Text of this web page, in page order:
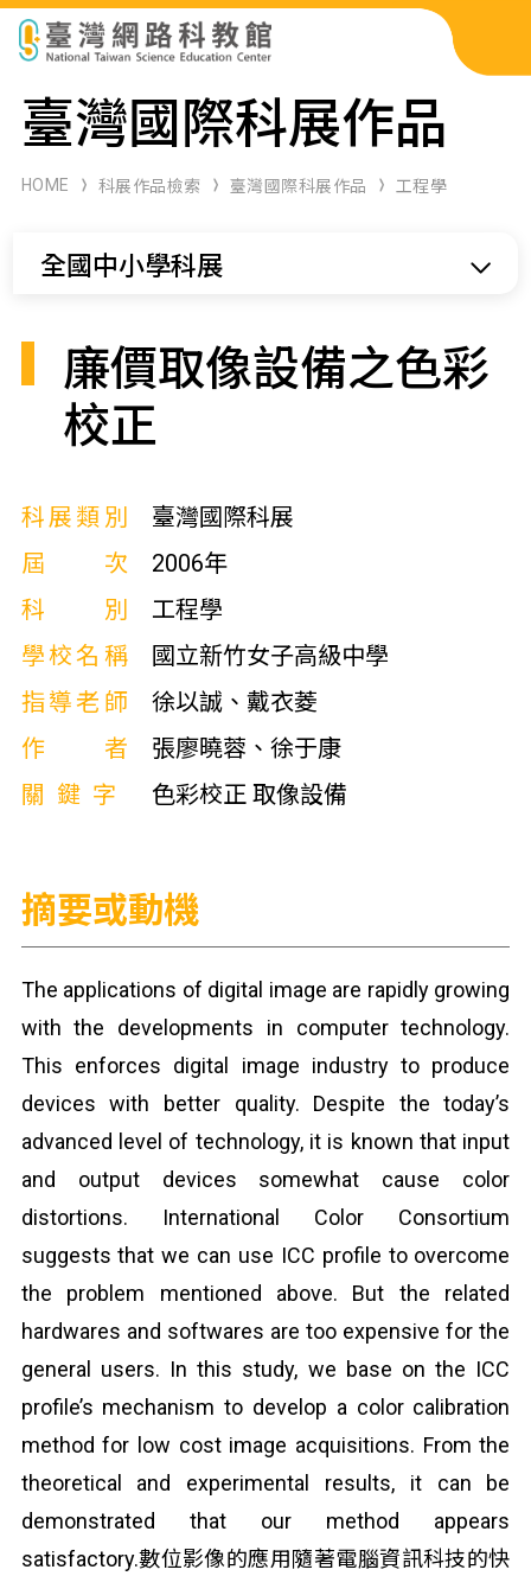
科展作品檢索
科學研習月刊
臺灣國際科展作品
HOME 科展作品檢索 臺灣國際科展作品 工程學
全國中小學科展
廉價取像設備之色彩
校正
科展類別
臺灣國際科展
屆次
2006年
科別
工程學
學校名稱
國立新竹女子高級中學
指導老師
徐以誠、戴衣菱
作者
張廖曉蓉、徐于康
關鍵字
色彩校正 取像設備
摘要或動機
The applications of digital image are rapidly growing
with the developments in computer technology.
This enforces digital image industry to produce
devices with better quality. Despite the today’s
advanced level of technology, it is known that input
and output devices somewhat cause color
distortions. International Color Consortium
suggests that we can use ICC profile to overcome
the problem mentioned above. But the related
hardwares and softwares are too expensive for the
general users. In this study, we base on the ICC
profile’s mechanism to develop a color calibration
method for low cost image acquisitions. From the
theoretical and experimental results, it can be
demonstrated that our method appears
satisfactory.數位影像的應用隨著電腦資訊科技的快